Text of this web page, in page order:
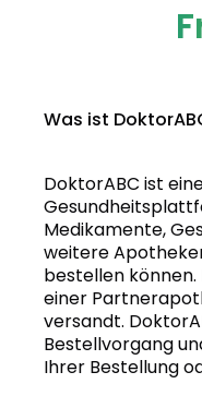
Was ist
DoktorABC ist
Medikamente,
weitere
bestellen
einer
versandt.
Bestellvorgang
Ihrer Bestellung